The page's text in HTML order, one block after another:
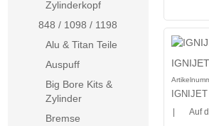
Auf
Zylinderkopf
848 / 1098 / 1198
Alu & Titan Teile
Auspuff
Big Bore Kits &
Zylinder
Bremse